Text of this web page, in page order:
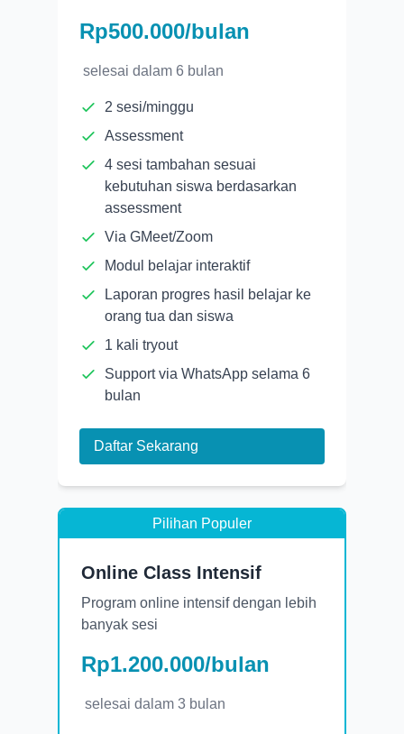
Rp500.000/bulan
selesai dalam 6 bulan
2 sesi/minggu
Assessment
4 sesi tambahan sesuai
kebutuhan siswa berdasarkan
assessment
Via GMeet/Zoom
Modul belajar interaktif
Laporan progres hasil belajar ke
orang tua dan siswa
1 kali tryout
Support via WhatsApp selama 6
bulan
Daftar Sekarang
Pilihan Populer
Online Class Intensif
Program online intensif dengan lebih
banyak sesi
Rp1.200.000/bulan
selesai dalam 3 bulan